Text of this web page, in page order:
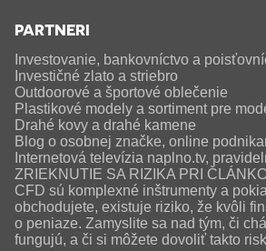
PARTNERI
Investovanie, bankovníctvo a
Investičné zlato a striebro
Outdoorové a športové oblečenie
Plastikové modely a sortiment pre
Drahé kovy a drahé kamene
Blog o osobnej značke, online
Internetová televízia naplno.tv,
ZRIEKNUTIE SA RIZIKA PRI
CFD sú komplexné inštrumenty a
obchodujete, existuje riziko, že kvôli
o peniaze. Zamyslite sa nad tým, či
fungujú, a či si môžete dovoliť takto